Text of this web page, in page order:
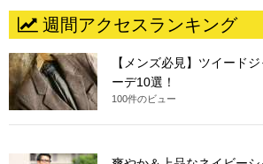
週間アクセスランキング
【メンズ必見】ツイード
ーデ10選！
100件のビュー